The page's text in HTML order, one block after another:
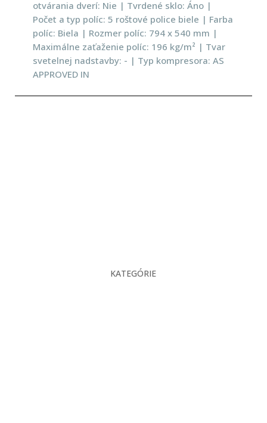
otvárania dverí: Nie | Tvrdené sklo: Áno |
Počet a typ políc: 5 roštové police biele | Farba
políc: Biela | Rozmer políc: 794 x 540 mm |
Maximálne zaťaženie políc: 196 kg/m² | Tvar
svetelnej nadstavby: - | Typ kompresora: AS
APPROVED IN
KATEGÓRIE